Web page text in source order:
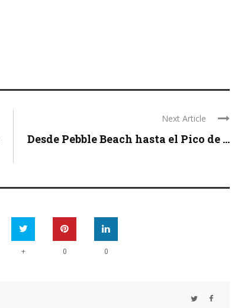
Next Article
Desde Pebble Beach hasta el Pico de ...
+ 0 0